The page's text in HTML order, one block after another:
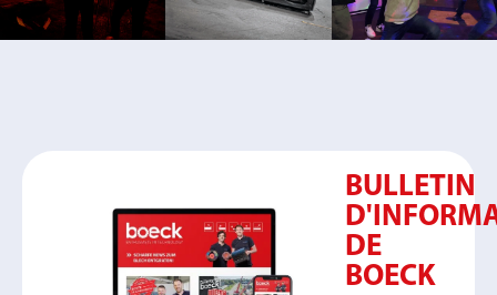
BULLETIN
DE
BOECK